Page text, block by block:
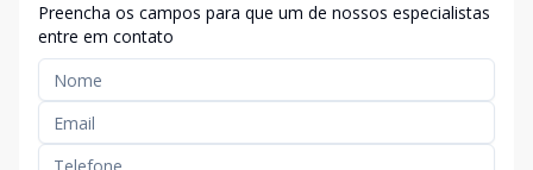
Preencha os campos para que um de nossos especialistas
entre em contato